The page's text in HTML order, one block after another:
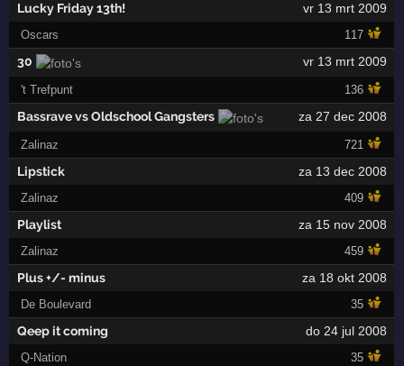
Lucky Friday 13th! vr 13 mrt 2009
Oscars 117
30 vr 13 mrt 2009
't Trefpunt 136
Bassrave vs Oldschool Gangsters za 27 dec 2008
Zalinaz 721
Lipstick za 13 dec 2008
Zalinaz 409
Playlist za 15 nov 2008
Zalinaz 459
Plus +/- minus za 18 okt 2008
De Boulevard 35
Qeep it coming do 24 jul 2008
Q-Nation 35